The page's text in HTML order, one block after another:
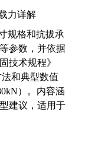
力详解
规格和抗拔承
参数，并依据
技术规程》
和典型数值
）。内容涵
建议，适用于